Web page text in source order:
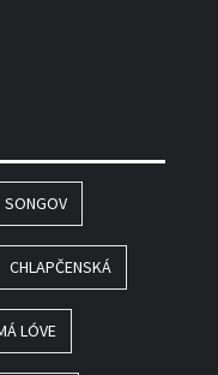
SONGOV
CHLAPČENSKÁ
LÓVE